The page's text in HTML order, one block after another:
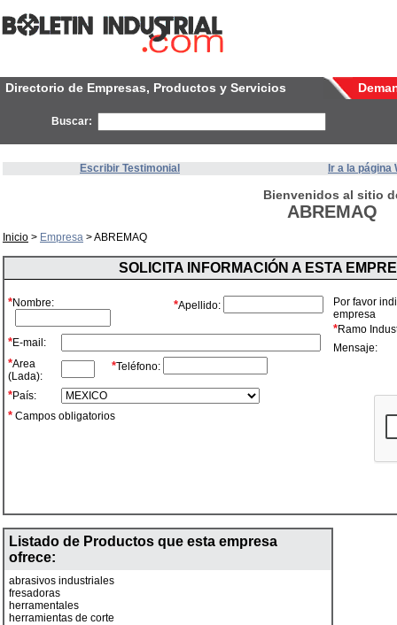
Directorio de Empresas, Productos y Servicios
Buscar:
Escribir Testimonial Ir a la página
Bienvenidos al sitio
ABREMAQ
Inicio > Empresa > ABREMAQ
SOLICITA INFORMACIÓN A ESTA
*Nombre: *Apellido:
*E-mail:
*Area
(Lada):
*Teléfono:
*País:
* Campos obligatorios
Por favor
empresa
*Ramo
Mensaje:
Listado de Productos que esta empresa
ofrece:
abrasivos industriales
fresadoras
herramentales
herramientas de corte